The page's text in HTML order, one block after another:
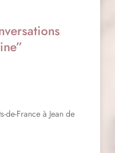
de-France à Jean de